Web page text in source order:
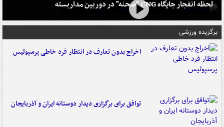
لحظه انفجار جایگاه CNG "صحنه" در دوربین مداربسته
برگزیده ورزشی
اخراج بدون تعارف در انتظار فرد خاطی پرسپولیس
توافق برای برگزاری دیدار دوستانه ایران و آذربایجان